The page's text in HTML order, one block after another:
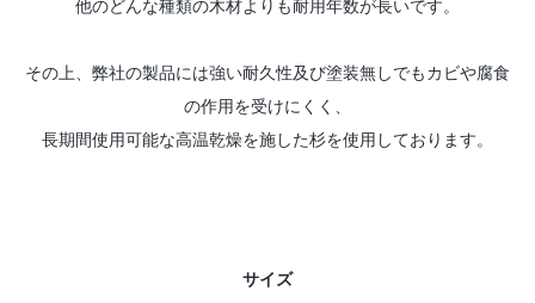
他のどんな種類の木材よりも耐用年数が長いです。
その上、弊社の製品には強い耐久性及び塗装無しでもカビや腐食
の作用を受けにくく、
長期間使用可能な高温乾燥を施した杉を使用しております。
サイズ